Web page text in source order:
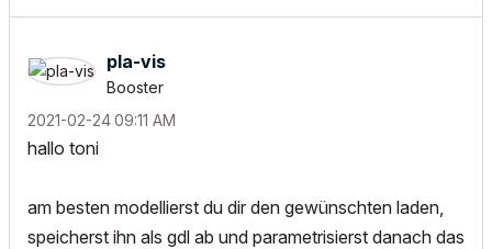
pla-vis
Booster
‎2021-02-2409:11 AM
hallo toni
am besten modellierst du dir den gewünschten laden,
speicherst ihn als gdl ab und parametrisierst danach das